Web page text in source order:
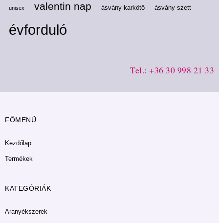
unisex valentin nap ásvány karkötő ásvány szett
évforduló
Tel.: +36 30 998 21 33
FŐMENÜ
Kezdőlap
Termékek
KATEGÓRIÁK
Aranyékszerek